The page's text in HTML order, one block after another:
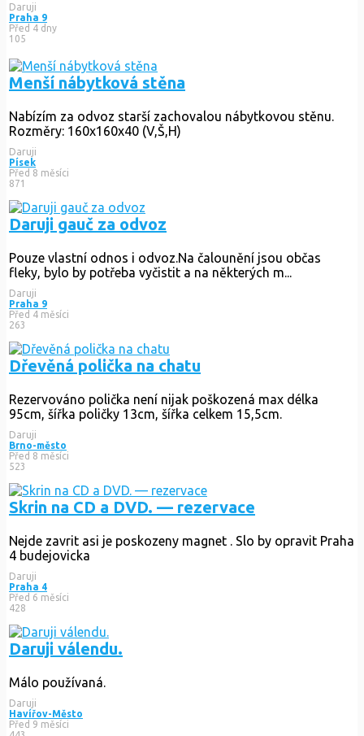
Daruji
Praha 9
Před 4 dny
105
Menší nábytková stěna
Nabízím za odvoz starší zachovalou nábytkovou stěnu.
Rozměry: 160x160x40 (V,Š,H)
Daruji
Písek
Před 8 měsíci
871
Daruji gauč za odvoz
Pouze vlastní odnos i odvoz.Na čalounění jsou občas
fleky, bylo by potřeba vyčistit a na některých m...
Daruji
Praha 9
Před 4 měsíci
263
Dřevěná polička na chatu
Rezervováno polička není nijak poškozená max délka
95cm, šířka poličky 13cm, šířka celkem 15,5cm.
Daruji
Brno-město
Před 8 měsíci
523
Skrin na CD a DVD. — rezervace
Nejde zavrit asi je poskozeny magnet . Slo by opravit Praha
4 budejovicka
Daruji
Praha 4
Před 6 měsíci
428
Daruji válendu.
Málo používaná.
Daruji
Havířov-Město
Před 9 měsíci